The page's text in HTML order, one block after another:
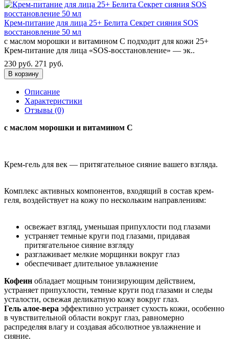
Крем-питание для лица 25+ Белита Секрет сияния SOS
восстановление 50 мл
с маслом морошки и витамином С подходит для кожи 25+
Крем-питание для лица «SOS-восстановление» — эк..
230 руб. 271 руб.
В корзину
Описание
Характеристики
Отзывы (0)
с маслом морошки и витамином С
Крем-гель для век — притягательное сияние вашего взгляда.
Комплекс активных компонентов, входящий в состав крем-
геля, воздействует на кожу по нескольким направлениям:
освежает взгляд, уменьшая припухлости под глазами
устраняет темные круги под глазами, придавая
притягательное сияние взгляду
разглаживает мелкие морщинки вокруг глаз
обеспечивает длительное увлажнение
Кофеин обладает мощным тонизирующим действием,
устраняет припухлости, темные круги под глазами и следы
усталости, освежая деликатную кожу вокруг глаз.
Гель алое-вера эффективно устраняет сухость кожи, особенно
в чувствительной области вокруг глаз, равномерно
распределяя влагу и создавая абсолютное увлажнение и
сияние.